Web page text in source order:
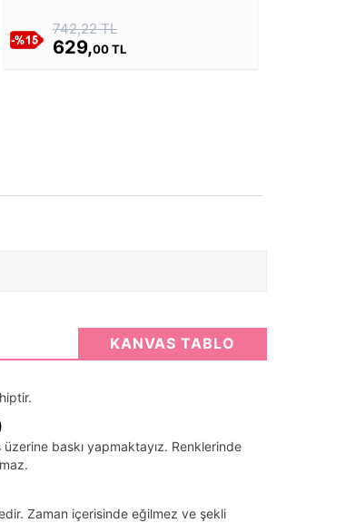
742,22 TL
629,00 TL
KANVAS TABLO
baskı yapmaktayız. Renklerinde
Zaman içerisinde eğilmez ve şekli